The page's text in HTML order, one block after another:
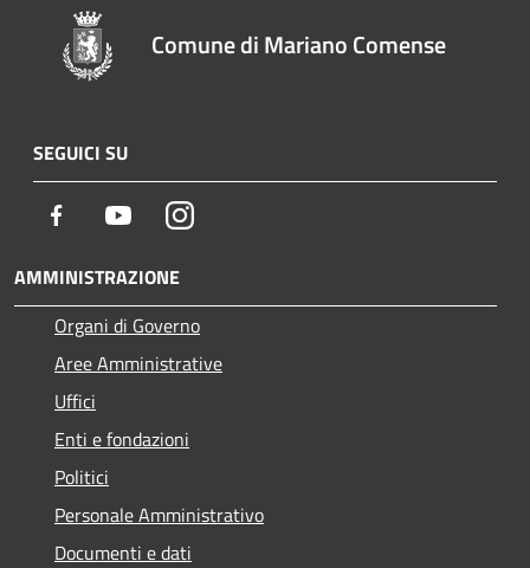
Comune di Mariano Comense
SEGUICI SU
Facebook YoutubeInstagram
AMMINISTRAZIONE
Organi di Governo
Aree Amministrative
Uffici
Enti e fondazioni
Politici
Personale Amministrativo
Documenti e dati